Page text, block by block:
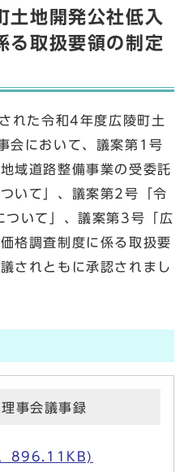
土地開発公社低入
る取扱要領の制定
れた令和4年度広陵町土
会において、議案第1号
域道路整備事業の受委託
いて」、議案第2号「令
いて」、議案第3号「広
格調査制度に係る取扱要
されともに承認されまし
事会議事録
896.11KB)